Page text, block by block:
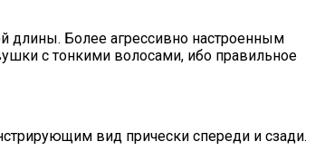
длины. Более агрессивно настроенным
с тонкими волосами, ибо правильное
вид прически спереди и сзади.